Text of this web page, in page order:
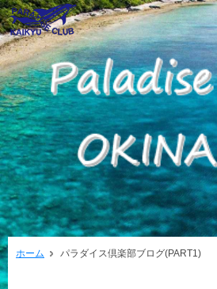
ホーム パラダイス倶楽部ブログ(PART1)